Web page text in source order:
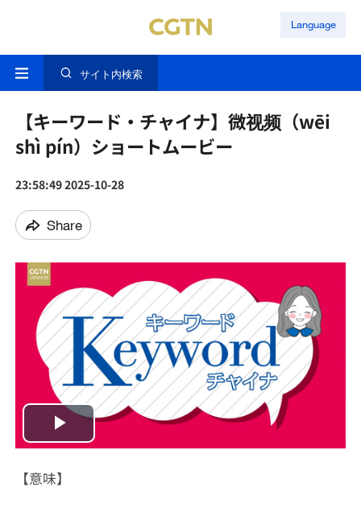
Language
サイト内検索
【キーワード・チャイナ】微视频（wēi
shì pín）ショートムービー
23:58:49 2025-10-28
Share
Play
Video
【意味】